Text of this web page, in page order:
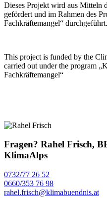
Dieses Projekt wird aus Mitteln
gefördert und im Rahmen des
Fachkräftemangel“ durchgeführt.
This project is funded by the
carried out under the program
Fachkräftemangel“
Fragen? Rahel Frisch,
KlimaAlps
0732/77 26 52
0660/353 76 98
rahel.frisch@klimabuendnis.at